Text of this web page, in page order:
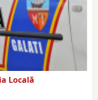
Locală